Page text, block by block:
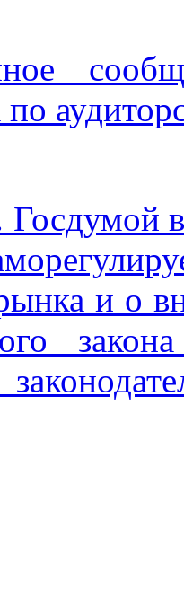
Госдумой
и о